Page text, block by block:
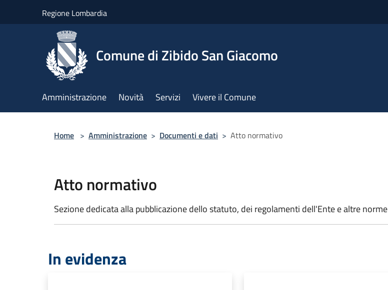
Regione Lombardia
Comune di Zibido San Giacomo
Amministrazione Novità Servizi Vivere il Comune
Home > Amministrazione > Documenti e dati > Atto normativo
Atto normativo
Sezione dedicata alla pubblicazione dello statuto, dei regolamenti dell'Ente e altre norme
In evidenza